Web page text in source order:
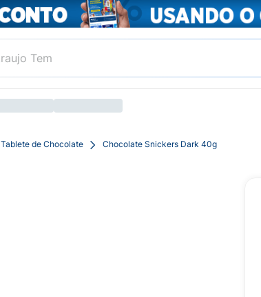
Tablete de Chocolate Chocolate Snickers Dark 40g